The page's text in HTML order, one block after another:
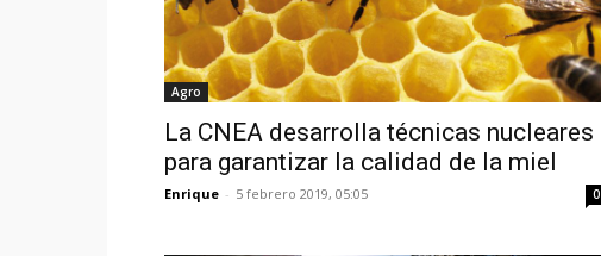
Agro
La CNEA desarrolla técnicas nucleares
para garantizar la calidad de la miel
Enrique - 5 febrero 2019, 05:05 0